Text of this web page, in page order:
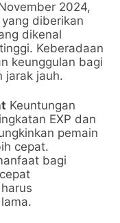
2024,
diberikan
dikenal
Keberadaan
keunggulan bagi
jarak jauh.
Keuntungan
EXP dan
pemain
cepat.
bagi